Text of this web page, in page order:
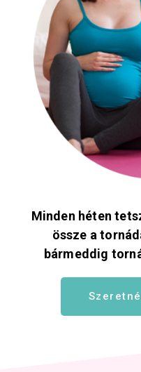
Minden héten
össze a
bármeddig